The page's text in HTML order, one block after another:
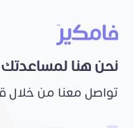
نحن هنا لمساعدتك
تواصل معنا من خلال